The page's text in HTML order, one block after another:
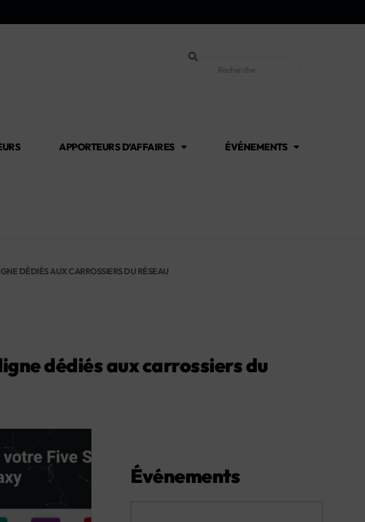
APPORTEURS D’AFFAIRES ÉVÉNEMENTS
DÉDIÉS AUX CARROSSIERS DU RÉSEAU
dédiés aux carrossiers du
Événements